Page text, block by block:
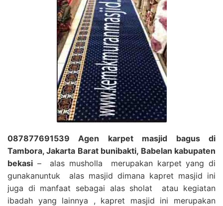
087877691539 Agen karpet masjid bagus di
Tambora, Jakarta Barat bunibakti, Babelan kabupaten
bekasi – alas musholla merupakan karpet yang di
gunakanuntuk alas masjid dimana kapret masjid ini
juga di manfaat sebagai alas sholat atau kegiatan
ibadah yang lainnya , kapret masjid ini merupakan